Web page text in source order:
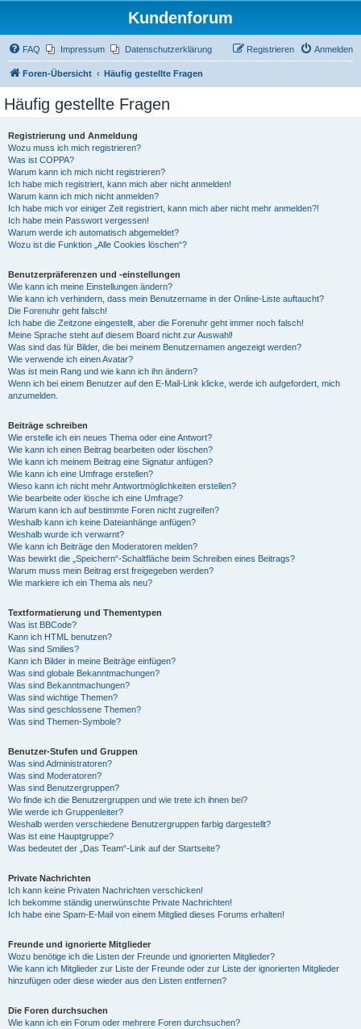
Kundenforum
FAQ Impressum Datenschutzerklärung Anmelden
Registrieren
Foren-Übersicht Häufig gestellte Fragen
Häufig gestellte Fragen
Registrierung und Anmeldung
Wozu muss ich mich registrieren?
Was ist COPPA?
Warum kann ich mich nicht registrieren?
Ich habe mich registriert, kann mich aber nicht anmelden!
Warum kann ich mich nicht anmelden?
Ich habe mich vor einiger Zeit registriert, kann mich aber nicht mehr anmelden?!
Ich habe mein Passwort vergessen!
Warum werde ich automatisch abgemeldet?
Wozu ist die Funktion „Alle Cookies löschen“?
Benutzerpräferenzen und -einstellungen
Wie kann ich meine Einstellungen ändern?
Wie kann ich verhindern, dass mein Benutzername in der Online-Liste auftaucht?
Die Forenuhr geht falsch!
Ich habe die Zeitzone eingestellt, aber die Forenuhr geht immer noch falsch!
Meine Sprache steht auf diesem Board nicht zur Auswahl!
Was sind das für Bilder, die bei meinem Benutzernamen angezeigt werden?
Wie verwende ich einen Avatar?
Was ist mein Rang und wie kann ich ihn ändern?
Wenn ich bei einem Benutzer auf den E-Mail-Link klicke, werde ich aufgefordert, mich
anzumelden.
Beiträge schreiben
Wie erstelle ich ein neues Thema oder eine Antwort?
Wie kann ich einen Beitrag bearbeiten oder löschen?
Wie kann ich meinem Beitrag eine Signatur anfügen?
Wie kann ich eine Umfrage erstellen?
Wieso kann ich nicht mehr Antwortmöglichkeiten erstellen?
Wie bearbeite oder lösche ich eine Umfrage?
Warum kann ich auf bestimmte Foren nicht zugreifen?
Weshalb kann ich keine Dateianhänge anfügen?
Weshalb wurde ich verwarnt?
Wie kann ich Beiträge den Moderatoren melden?
Was bewirkt die „Speichern“-Schaltfläche beim Schreiben eines Beitrags?
Warum muss mein Beitrag erst freigegeben werden?
Wie markiere ich ein Thema als neu?
Textformatierung und Thementypen
Was ist BBCode?
Kann ich HTML benutzen?
Was sind Smilies?
Kann ich Bilder in meine Beiträge einfügen?
Was sind globale Bekanntmachungen?
Was sind Bekanntmachungen?
Was sind wichtige Themen?
Was sind geschlossene Themen?
Was sind Themen-Symbole?
Benutzer-Stufen und Gruppen
Was sind Administratoren?
Was sind Moderatoren?
Was sind Benutzergruppen?
Wo finde ich die Benutzergruppen und wie trete ich ihnen bei?
Wie werde ich Gruppenleiter?
Weshalb werden verschiedene Benutzergruppen farbig dargestellt?
Was ist eine Hauptgruppe?
Was bedeutet der „Das Team“-Link auf der Startseite?
Private Nachrichten
Ich kann keine Privaten Nachrichten verschicken!
Ich bekomme ständig unerwünschte Private Nachrichten!
Ich habe eine Spam-E-Mail von einem Mitglied dieses Forums erhalten!
Freunde und ignorierte Mitglieder
Wozu benötige ich die Listen der Freunde und ignorierten Mitglieder?
Wie kann ich Mitglieder zur Liste der Freunde oder zur Liste der ignorierten Mitglieder
hinzufügen oder diese wieder aus den Listen entfernen?
Die Foren durchsuchen
Wie kann ich ein Forum oder mehrere Foren durchsuchen?